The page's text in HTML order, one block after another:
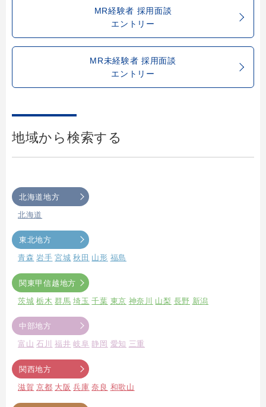
MR経験者 採用面談
エントリー
MR未経験者 採用面談
エントリー
地域から検索する
北海道地方
北海道
東北地方
青森 岩手 宮城 秋田 山形 福島
関東甲信越地方
茨城 栃木 群馬 埼玉 千葉 東京 神奈川 山梨 長野 新潟
中部地方
富山 石川 福井 岐阜 静岡 愛知 三重
関西地方
滋賀 京都 大阪 兵庫 奈良 和歌山